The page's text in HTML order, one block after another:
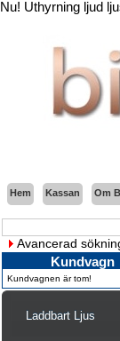
Nu! Uthyrning ljud
Hem Kassan Om
Avancerad
Kundvagn
Kundvagnen är tom!
Laddbart Ljus